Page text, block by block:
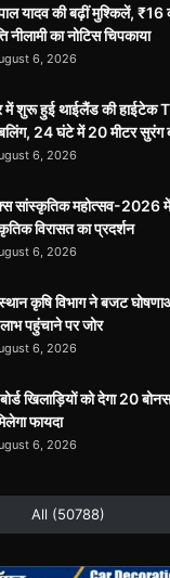
यादव की बढ़ीं मुश्किलें,
नीलामी का नोटिस चिपकाया
6, 2026
में शुरू हुई थाईलैंड की हाईटेक
24 घंटे में 20 मीटर सुरंग
6, 2026
सांस्कृतिक महोत्सव-2026
विरासत का प्रदर्शन
6, 2026
कृषि विभाग ने बजट
पहुंचाने पर जोर
6, 2026
खिलाड़ियों को देगा 20
फायदा
6, 2026
All (50788)